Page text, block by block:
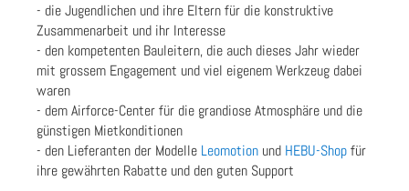
- die Jugendlichen und ihre Eltern für die konstruktive
Zusammenarbeit und ihr Interesse
- den kompetenten Bauleitern, die auch dieses Jahr wieder
mit grossem Engagement und viel eigenem Werkzeug dabei
waren
- dem Airforce-Center für die grandiose Atmosphäre und die
günstigen Mietkonditionen
- den Lieferanten der Modelle Leomotion und HEBU-Shopfür
ihre gewährten Rabatte und den guten Support